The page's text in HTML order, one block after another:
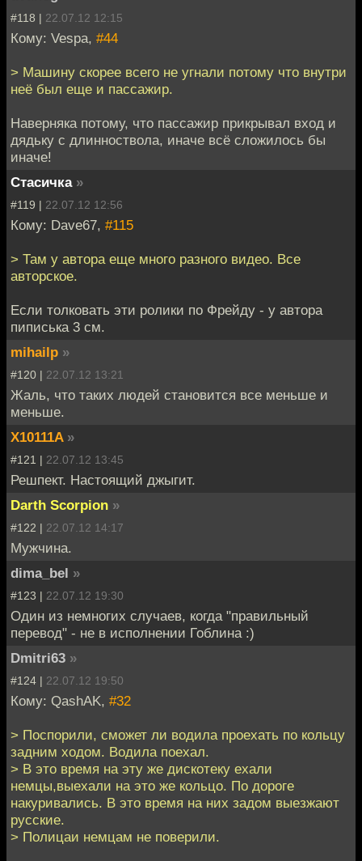
#118 | 22.07.12 12:15
Кому: Vespa, #44
> Машину скорее всего не угнали потому что внутри
неё был еще и пассажир.
Наверняка потому, что пассажир прикрывал вход и
дядьку с длинноствола, иначе всё сложилось бы
иначе!
Стасичка »
#119 | 22.07.12 12:56
Кому: Dave67, #115
> Там у автора еще много разного видео. Все
авторское.
Если толковать эти ролики по Фрейду - у автора
пиписька 3 см.
mihailp »
#120 | 22.07.12 13:21
Жаль, что таких людей становится все меньше и
меньше.
X10111A »
#121 | 22.07.12 13:45
Решпект. Настоящий джыгит.
Darth Scorpion »
#122 | 22.07.12 14:17
Мужчина.
dima_bel »
#123 | 22.07.12 19:30
Один из немногих случаев, когда "правильный
перевод" - не в исполнении Гоблина :)
Dmitri63 »
#124 | 22.07.12 19:50
Кому: QashAK, #32
> Поспорили, сможет ли водила проехать по кольцу
задним ходом. Водила поехал.
> В это время на эту же дискотеку ехали
немцы,выехали на это же кольцо. По дороге
накуривались. В это время на них задом выезжают
русские.
> Полицаи немцам не поверили.